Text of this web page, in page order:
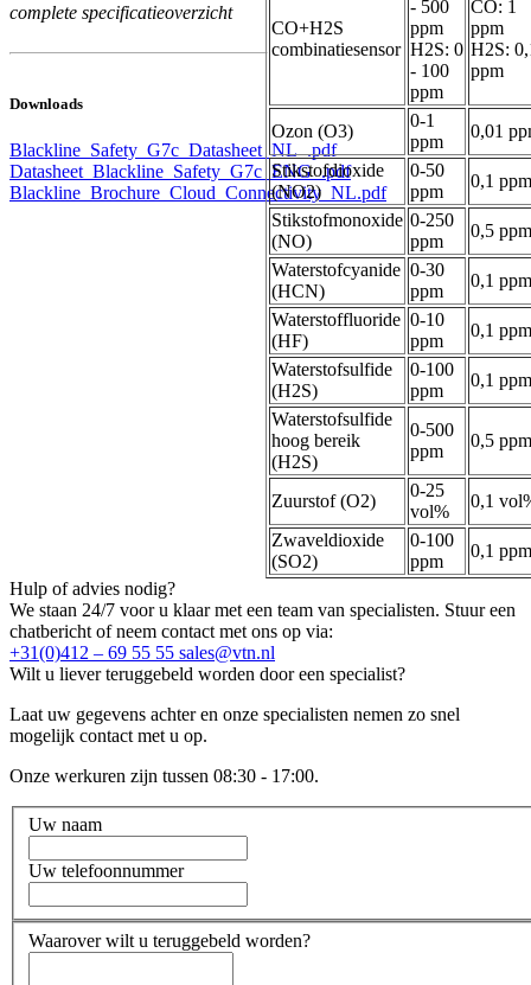
complete specificatieoverzicht
Downloads
Blackline_Safety_G7c_Datasheet_NL_.pdf
Datasheet_Blackline_Safety_G7c_ENG_.pdf
Blackline_Brochure_Cloud_Connectivity_NL.pdf
CO+H2S
combinatiesensor
- 500
ppm
H2S: 0
- 100
ppm
CO: 1
ppm
H2S:
ppm
Ozon (O3)
0-1
ppm
0,01
Stikstofdioxide
(NO2)
0-50
ppm
0,1 ppm
Stikstofmonoxide
(NO)
0-250
ppm
0,5 ppm
Waterstofcyanide
(HCN)
0-30
ppm
0,1 ppm
Waterstoffluoride
(HF)
0-10
ppm
0,1 ppm
Waterstofsulfide
(H2S)
0-100
ppm
0,1 ppm
Waterstofsulfide
hoog bereik
(H2S)
0-500
ppm
0,5 ppm
Zuurstof (O2)
0-25
vol%
0,1
Zwaveldioxide
(SO2)
0-100
ppm
0,1 ppm
Hulp of advies nodig?
We staan 24/7 voor u klaar met een team van specialisten. Stuur een
chatbericht of neem contact met ons op via:
+31(0)412 – 69 55 55 sales@vtn.nl
Wilt u liever teruggebeld worden door een specialist?
Laat uw gegevens achter en onze specialisten nemen zo snel
mogelijk contact met u op.
Onze werkuren zijn tussen 08:30 - 17:00.
Uw naam
Uw telefoonnummer
Waarover wilt u teruggebeld worden?